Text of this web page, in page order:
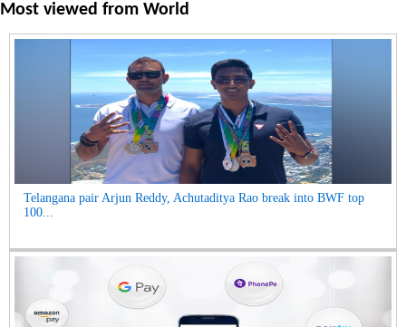
Most viewed from World
Telangana pair Arjun Reddy, Achutaditya Rao break into BWF top
100...